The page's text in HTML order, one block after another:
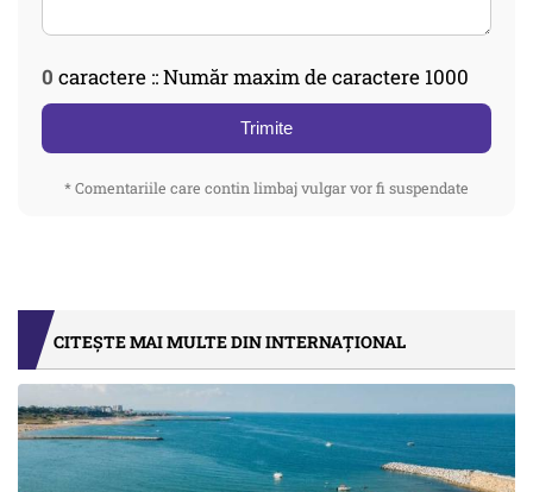
0 caractere :: Număr maxim de caractere 1000
Trimite
* Comentariile care contin limbaj vulgar vor fi suspendate
CITEȘTE MAI MULTE DIN INTERNAȚIONAL